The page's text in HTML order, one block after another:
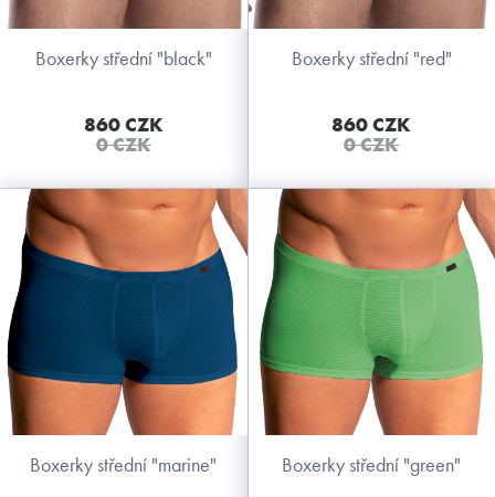
boxerky střední "black"
860 CZK
0 CZK
boxerky střední "red"
860 CZK
0 CZK
boxerky střední "marine" boxerky střední "green"